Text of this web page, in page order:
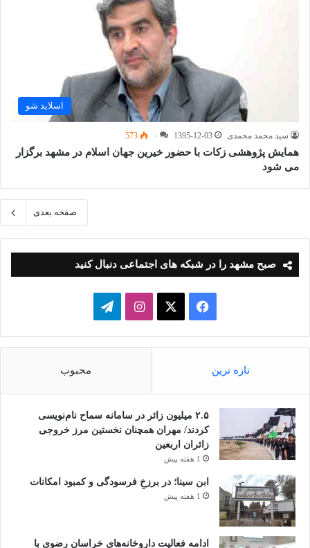
اسلاید شو
سید محمد محمدی 1395-12-03 ۰ 573
همایش پژوهشی زکات با حضور خیرین جهان اسلام در مشهد برگزار
می شود
صفحه بعدی
صبح مشهد را در شبکه های اجتماعی دنبال کنید
فیسبوک ایکساینستاگرامتلگرام
تازه ترین محبوب
۲.۵ میلیون زائر در سامانه سماح نام‌نویسی
کردند/ مهران همچنان نخستین مرز خروجی
زائران اربعین
1 هفته پیش
ابن سینا؛ در برزخِ فرسودگی و کمبود امکانات
1 هفته پیش
ادامه فعالیت داروخانه‌های خراسان رضوی با